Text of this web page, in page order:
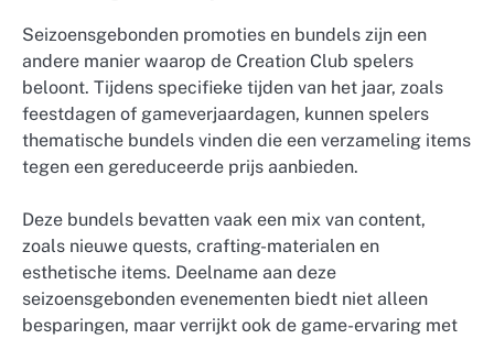
Seizoensgebonden promoties en bundels zijn een
andere manier waarop de Creation Club spelers
beloont. Tijdens specifieke tijden van het jaar, zoals
feestdagen of gameverjaardagen, kunnen spelers
thematische bundels vinden die een verzameling items
tegen een gereduceerde prijs aanbieden.
Deze bundels bevatten vaak een mix van content,
zoals nieuwe quests, crafting-materialen en
esthetische items. Deelname aan deze
seizoensgebonden evenementen biedt niet alleen
besparingen, maar verrijkt ook de game-ervaring met